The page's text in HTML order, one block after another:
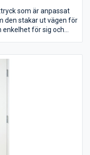
som är anpassat
den stakar ut vägen för
för sig och